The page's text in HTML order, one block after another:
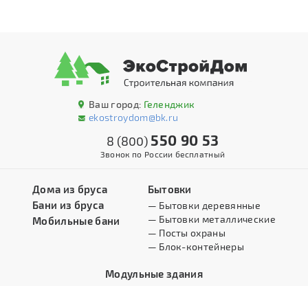
Ваш город: Геленджик
ekostroydom@bk.ru
8 (800) 550 90 53
Звонок по России бесплатный
Дома из бруса
Бани из бруса
Мобильные бани
Бытовки
— Бытовки деревянные
— Бытовки металлические
— Посты охраны
— Блок-контейнеры
Модульные здания